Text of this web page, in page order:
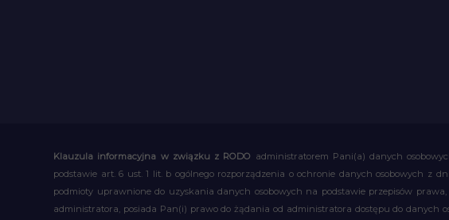
Klauzula informacyjna w związku z RODO administratorem Pani(a) danych
podstawie art. 6 ust. 1 lit. b ogólnego rozporządzenia o ochronie danych osobowych z
podmioty uprawnione do uzyskania danych osobowych na podstawie przepisów
administratora, posiada Pan(i) prawo do żądania od administratora dostępu do